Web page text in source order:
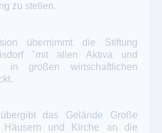
zu stellen.
übernimmt die Stiftung
"mit allen Aktiva und
großen wirtschaftlichen
das Gelände Große
Häusern und Kirche an die